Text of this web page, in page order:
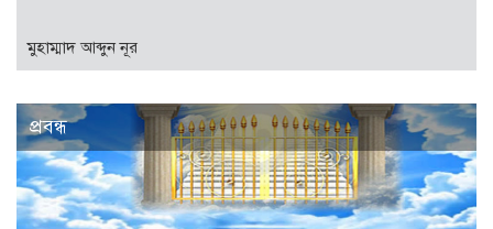
মুহাম্মাদ আব্দুন নূর
প্রবন্ধ